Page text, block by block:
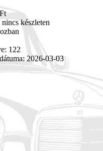
készleten
122
2026-03-03